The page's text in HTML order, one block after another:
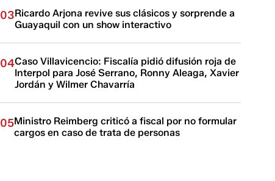
03Ricardo Arjona revive sus clásicos y sorprende a
Guayaquil con un show interactivo
04Caso Villavicencio: Fiscalía pidió difusión roja de
Interpol para José Serrano, Ronny Aleaga, Xavier
Jordán y Wilmer Chavarría
05Ministro Reimberg criticó a fiscal por no formular
cargos en caso de trata de personas